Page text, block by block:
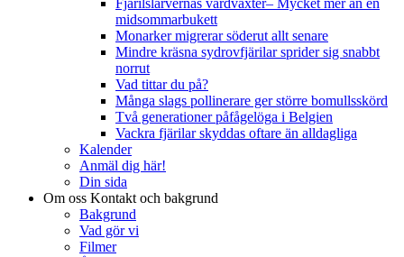
midsommarbukett
Monarker migrerar söderut allt senare
Mindre kräsna sydrovfjärilar sprider sig snabbt
norrut
Vad tittar du på?
Många slags pollinerare ger större bomullsskörd
Två generationer påfågelöga i Belgien
Vackra fjärilar skyddas oftare än alldagliga
Kalender
Anmäl dig här!
Din sida
Om oss Kontakt och bakgrund
Bakgrund
Vad gör vi
Filmer